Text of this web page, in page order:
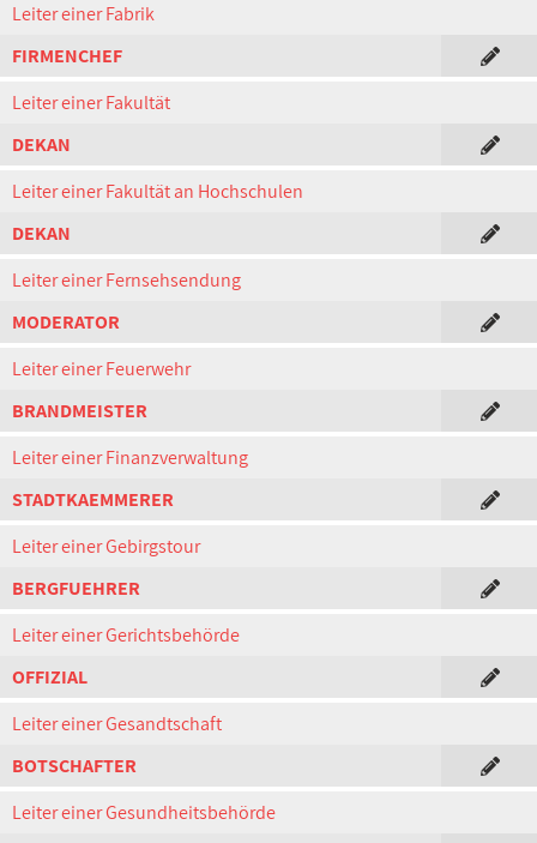
Leiter einer Fabrik
FIRMENCHEF
Leiter einer Fakultät
DEKAN
Leiter einer Fakultät an Hochschulen
DEKAN
Leiter einer Fernsehsendung
MODERATOR
Leiter einer Feuerwehr
BRANDMEISTER
Leiter einer Finanzverwaltung
STADTKAEMMERER
Leiter einer Gebirgstour
BERGFUEHRER
Leiter einer Gerichtsbehörde
OFFIZIAL
Leiter einer Gesandtschaft
BOTSCHAFTER
Leiter einer Gesundheitsbehörde